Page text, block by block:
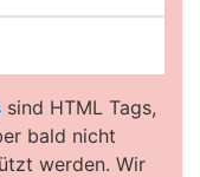
sind HTML Tags,
bald nicht
werden. Wir